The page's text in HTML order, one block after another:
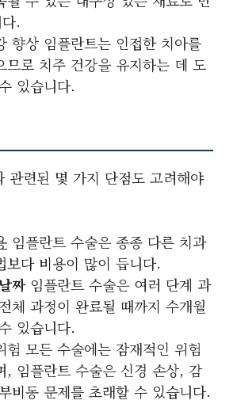
.
향상 임플란트는 인접한 치아를
므로 치주 건강을 유지하는 데 도
있습니다.
관련된 몇 가지 단점도 고려해야
임플란트 수술은 종종 다른 치과
보다 비용이 많이 듭니다.
짜 임플란트 수술은 여러 단계 과
체 과정이 완료될 때까지 수개월
있습니다.
험 모든 수술에는 잠재적인 위험
, 임플란트 수술은 신경 손상, 감
비동 문제를 초래할 수 있습니다.